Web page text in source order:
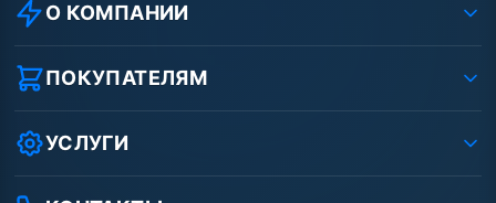
О КОМПАНИИ
О компании
Реквизиты ООО «Шоп АВД»
Защита данных клиента
Условия соглашения
Вакансии
ПОКУПАТЕЛЯМ
Как заказать?
Оплата
Доставка
УСЛУГИ
Ремонт АВД